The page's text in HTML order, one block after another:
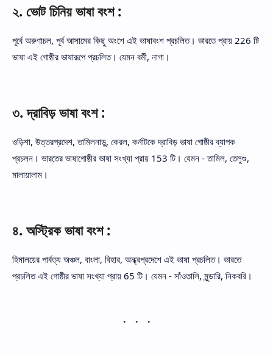
২. ভোট চিনিয় ভাষা বংশ :
পূর্বে অরুণাচল, পূর্ব আসামের কিছু অংশে এই ভাষাবংশ প্রচলিত। ভারতে প্রায় 226 টি
ভাষা এই গোষ্ঠীর ভাষারূপে প্রচলিত। যেমন বর্মী, নাগা।
৩. দ্রাবিড় ভাষা বংশ :
ওড়িশা, উত্তরপ্রদেশ, তামিলনাড়ু, কেরল, কর্নাটকে দ্রাবিড় ভাষা গোষ্ঠীর ব্যাপক
প্রচলন। ভারতের ভাষাগোষ্ঠীর ভাষা সংখ্যা প্রায় 153 টি। যেমন - তামিল, তেলুগু,
মালায়ালাম।
৪. অস্ট্রিক ভাষা বংশ :
হিমালয়ের পার্বত্য অঞ্চল, বাংলা, বিহার, অন্ধ্রপ্রদেশে এই ভাষা প্রচলিত। ভারতে
প্রচলিত এই গোষ্ঠীর ভাষা সংখ্যা প্রায় 65 টি। যেমন - সাঁওতালি, মুন্ডারি, নিকবরি।